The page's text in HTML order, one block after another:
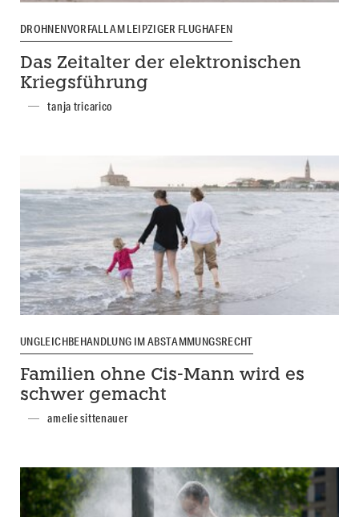
DROHNENVORFALL AM LEIPZIGER FLUGHAFEN
Das Zeitalter der elektronischen
Kriegsführung
tanja tricarico
UNGLEICHBEHANDLUNG IM ABSTAMMUNGSRECHT
Familien ohne Cis-Mann wird es
schwer gemacht
amelie sittenauer